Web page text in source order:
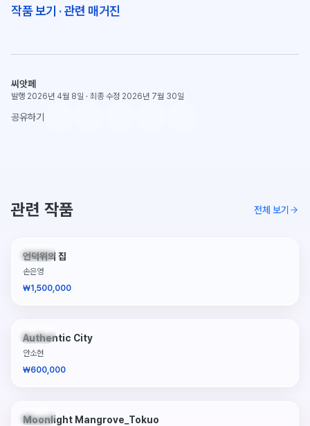
작품 보기 ·관련 매거진
씨앗페
발행 2026년 4월 8일 · 최종 수정 2026년 7월 30일
공유하기
관련 작품 전체 보기
판매중
언덕위의 집
손은영
₩1,500,000
판매중
Authentic City
안소현
₩600,000
판매중
Moonlight Mangrove_Tokuo